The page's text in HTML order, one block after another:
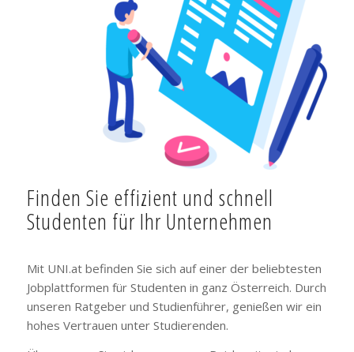
Finden Sie effizient und schnell
Studenten für Ihr Unternehmen
Mit UNI.at befinden Sie sich auf einer der beliebtesten
Jobplattformen für Studenten in ganz Österreich. Durch
unseren Ratgeber und Studienführer, genießen wir ein
hohes Vertrauen unter Studierenden.